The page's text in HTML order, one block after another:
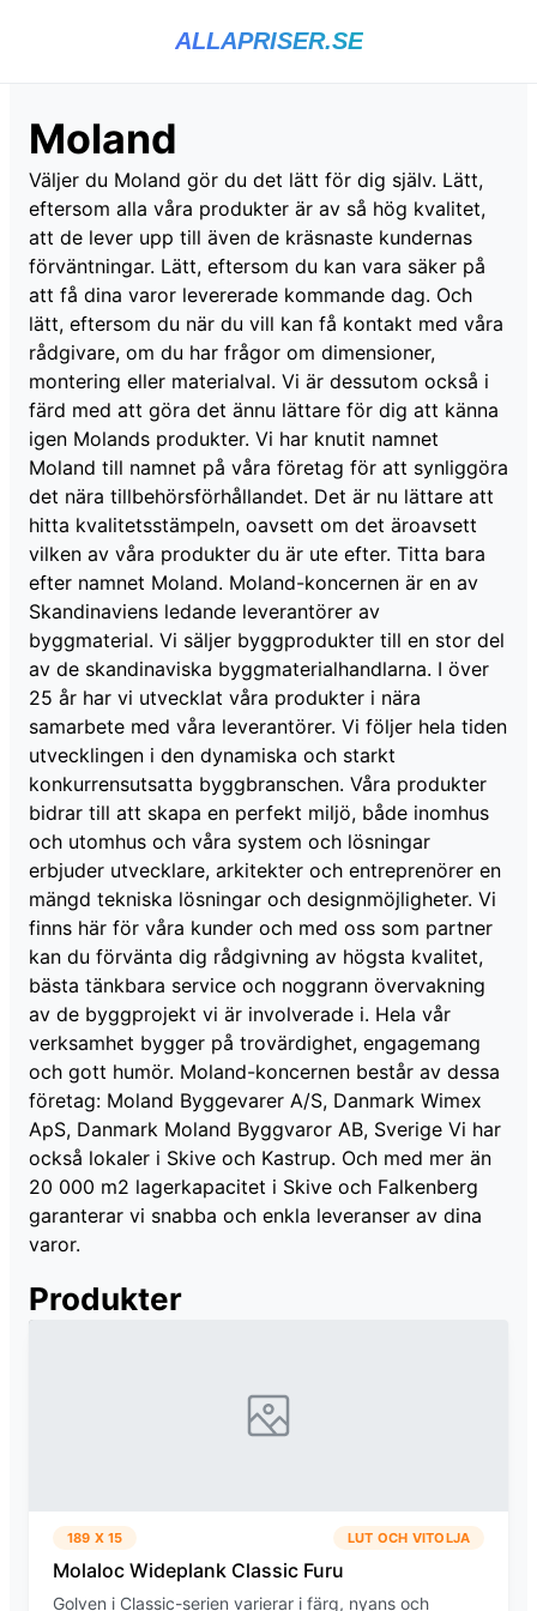
ALLAPRISER.SE
Moland
Väljer du Moland gör du det lätt för dig själv. Lätt,
eftersom alla våra produkter är av så hög kvalitet,
att de lever upp till även de kräsnaste kundernas
förväntningar. Lätt, eftersom du kan vara säker på
att få dina varor levererade kommande dag. Och
lätt, eftersom du när du vill kan få kontakt med våra
rådgivare, om du har frågor om dimensioner,
montering eller materialval. Vi är dessutom också i
färd med att göra det ännu lättare för dig att känna
igen Molands produkter. Vi har knutit namnet
Moland till namnet på våra företag för att synliggöra
det nära tillbehörsförhållandet. Det är nu lättare att
hitta kvalitetsstämpeln, oavsett om det äroavsett
vilken av våra produkter du är ute efter. Titta bara
efter namnet Moland. Moland-koncernen är en av
Skandinaviens ledande leverantörer av
byggmaterial. Vi säljer byggprodukter till en stor del
av de skandinaviska byggmaterialhandlarna. I över
25 år har vi utvecklat våra produkter i nära
samarbete med våra leverantörer. Vi följer hela tiden
utvecklingen i den dynamiska och starkt
konkurrensutsatta byggbranschen. Våra produkter
bidrar till att skapa en perfekt miljö, både inomhus
och utomhus och våra system och lösningar
erbjuder utvecklare, arkitekter och entreprenörer en
mängd tekniska lösningar och designmöjligheter. Vi
finns här för våra kunder och med oss som partner
kan du förvänta dig rådgivning av högsta kvalitet,
bästa tänkbara service och noggrann övervakning
av de byggprojekt vi är involverade i. Hela vår
verksamhet bygger på trovärdighet, engagemang
och gott humör. Moland-koncernen består av dessa
företag: Moland Byggevarer A/S, Danmark Wimex
ApS, Danmark Moland Byggvaror AB, Sverige Vi har
också lokaler i Skive och Kastrup. Och med mer än
20 000 m2 lagerkapacitet i Skive och Falkenberg
garanterar vi snabba och enkla leveranser av dina
varor.
Produkter
189 X15 LUT OCH VITOLJA
Molaloc Wideplank Classic Furu
Golven i Classic-serien varierar i färg, nyans och